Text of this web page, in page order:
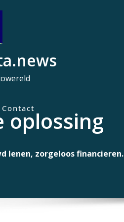
Contact
oplossing
lenen, zorgeloos financieren.